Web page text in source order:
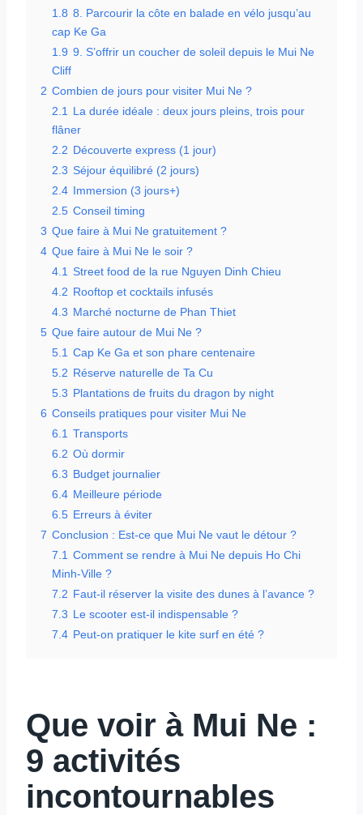
1.8 8. Parcourir la côte en balade en vélo jusqu’au
cap Ke Ga
1.9 9. S’offrir un coucher de soleil depuis le Mui Ne
Cliff
2 Combien de jours pour visiter Mui Ne ?
2.1
La durée idéale : deux jours pleins, trois pour
flâner
2.2 Découverte express (1 jour)
2.3 Séjour équilibré (2 jours)
2.4 Immersion (3 jours+)
2.5 Conseil timing
3 Que faire à Mui Ne gratuitement ?
4 Que faire à Mui Ne le soir ?
4.1 Street food de la rue Nguyen Dinh Chieu
4.2 Rooftop et cocktails infusés
4.3 Marché nocturne de Phan Thiet
5 Que faire autour de Mui Ne ?
5.1 Cap Ke Ga et son phare centenaire
5.2 Réserve naturelle de Ta Cu
5.3 Plantations de fruits du dragon by night
6 Conseils pratiques pour visiter Mui Ne
6.1 Transports
6.2 Où dormir
6.3 Budget journalier
6.4 Meilleure période
6.5 Erreurs à éviter
7 Conclusion : Est-ce que Mui Ne vaut le détour ?
7.1 Comment se rendre à Mui Ne depuis Ho Chi
Minh-Ville ?
7.2 Faut-il réserver la visite des dunes à l’avance ?
7.3 Le scooter est-il indispensable ?
7.4 Peut-on pratiquer le kite surf en été ?
Que voir à Mui Ne :
9 activités
incontournables